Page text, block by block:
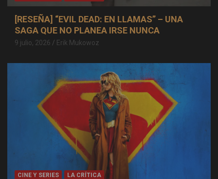
[RESEÑA] “EVIL DEAD: EN LLAMAS” – UNA
SAGA QUE NO PLANEA IRSE NUNCA
9 julio, 2026 Erik Mukowoz
CINE Y SERIES LA CRÍTICA